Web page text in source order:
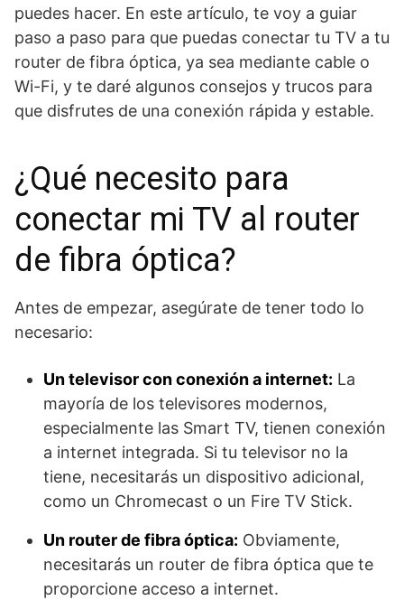
puedes hacer. En este artículo, te voy a guiar
paso a paso para que puedas conectar tu TV a tu
router de fibra óptica, ya sea mediante cable o
Wi-Fi, y te daré algunos consejos y trucos para
que disfrutes de una conexión rápida y estable.
¿Qué necesito para
conectar mi TV al router
de fibra óptica?
Antes de empezar, asegúrate de tener todo lo
necesario:
Un televisor con conexión a internet: La
mayoría de los televisores modernos,
especialmente las Smart TV, tienen conexión
a internet integrada. Si tu televisor no la
tiene, necesitarás un dispositivo adicional,
como un Chromecast o un Fire TV Stick.
Un router de fibra óptica: Obviamente,
necesitarás un router de fibra óptica que te
proporcione acceso a internet.